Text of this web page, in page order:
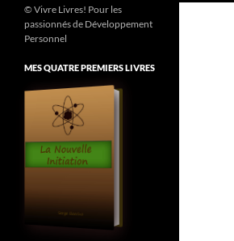
© Vivre Livres! Pour les
passionnés de Développement
Personnel
MES QUATRE PREMIERS LIVRES